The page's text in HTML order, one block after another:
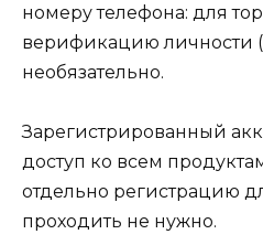
номеру телефона: для
верификацию личности
необязательно.
Зарегистрированный
доступ ко всем
отдельно регистрацию
проходить не нужно.